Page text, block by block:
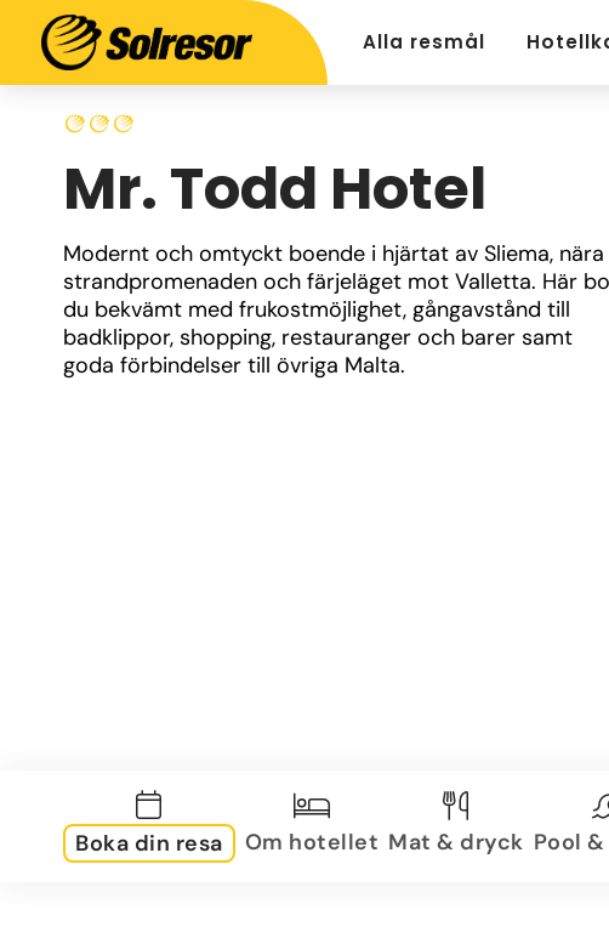
Alla resmål
Mr. Todd Hotel
Modernt och omtyckt boende i hjärtat av Sliema, nära
strandpromenaden och färjeläget mot Valletta. Här
du bekvämt med frukostmöjlighet, gångavstånd till
badklippor, shopping, restauranger och barer samt
goda förbindelser till övriga Malta.
Boka din resa Om hotellet Mat & dryck Pool